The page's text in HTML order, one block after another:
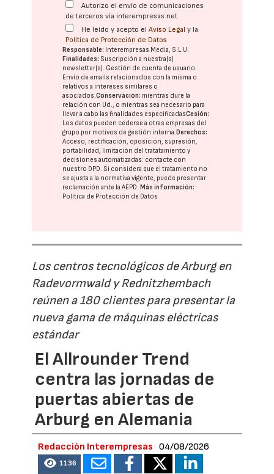
Autorizo el envío de comunicaciones
de terceros vía interempresas.net
He leído y acepto elAviso Legal y la
Política de Protección de Datos
Responsable: Interempresas Media, S.L.U.
Finalidades: Suscripción a nuestra(s)
newsletter(s). Gestión de cuenta de usuario.
Envío de emails relacionados con la misma o
relativos a intereses similares o
asociados.Conservación: mientras dure la
relación con Ud., o mientras sea necesario para
llevar a cabo las finalidades especificadasCesión:
Los datos pueden cederse a otras empresas del
grupo por motivos de gestión interna.Derechos:
Acceso, rectificación, oposición, supresión,
portabilidad, limitación del tratatamiento y
decisiones automatizadas: contacte con
nuestro DPD . Si considera que el tratamiento no
se ajusta a la normativa vigente, puede presentar
reclamación ante laAEPD .Más información:
Política de Protección de Datos
Los centros tecnológicos de Arburg en
Radevormwald y Rednitzhembach
reúnen a 180 clientes para presentar la
nueva gama de máquinas eléctricas
estándar
El Allrounder Trend
centra las jornadas de
puertas abiertas de
Arburg en Alemania
Redacción Interempresas 04/08/2026
1136